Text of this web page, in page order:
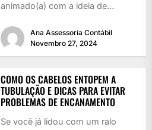
animado(a) com a ideia de
Ana Assessoria Contábil
Novembro 27, 2024
COMO OS CABELOS ENTOPEM A
TUBULAÇÃO E DICAS PARA EVITAR
PROBLEMAS DE ENCANAMENTO
Se você já lidou com um ralo